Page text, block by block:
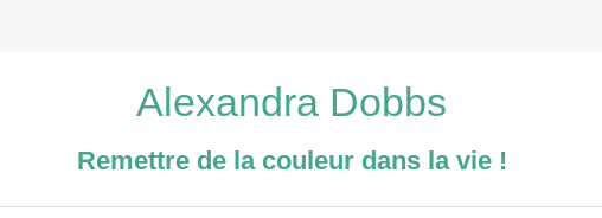
Alexandra Dobbs
Remettre de la couleur dans la vie !